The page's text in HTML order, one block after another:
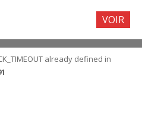
already defined in
VOIR